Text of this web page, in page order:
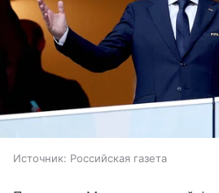
Источник: Российская газета